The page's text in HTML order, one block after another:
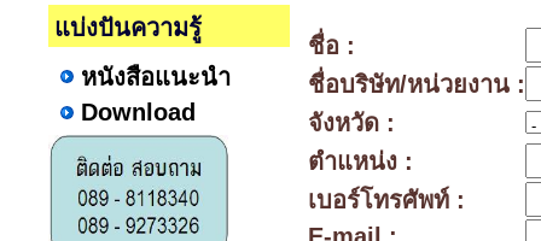
แบ่งปันความรู้
หนังสือแนะนำ
Download
ชื่อ :
ชื่อบริษัท/หน่วยงาน :
จังหวัด :
ตำแหน่ง :
เบอร์โทรศัพท์ :